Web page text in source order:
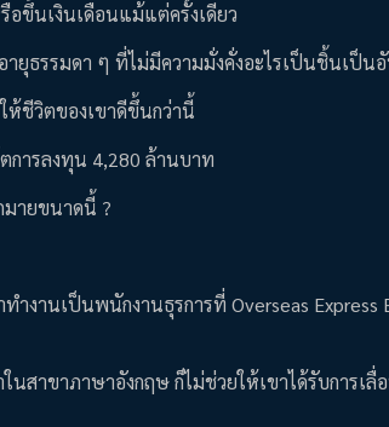
ขึ้นเงินเดือนแม้แต่ครั้งเดียว
ายุธรรมดา ๆ ที่ไม่มีความมั่งคั่งอะไรเป็นชิ้นเป็น
ห้ชีวิตของเขาดีขึ้นกว่านี้
การลงทุน 4,280 ล้านบาท
มายขนาดนี้ ?
งานเป็นพนักงานธุรการที่ Overseas Express
สาขาภาษาอังกฤษ ก็ไม่ช่วยให้เขาได้รับการเ